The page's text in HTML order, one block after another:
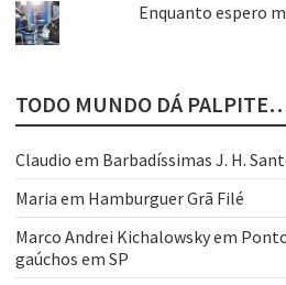
Enquanto espero
TODO MUNDO DÁ
Claudio em Barbadíssimas J. H.
Maria em Hamburguer Grã Filé
Marco Andrei Kichalowskyem
gaúchos em SP